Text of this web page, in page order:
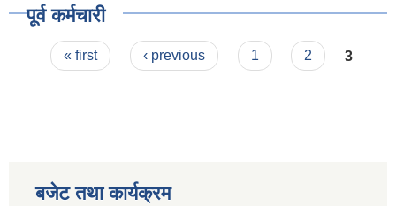
पूर्व कर्मचारी
Pages
« first ‹ previous 1 2 3
बजेट तथा कार्यक्रम